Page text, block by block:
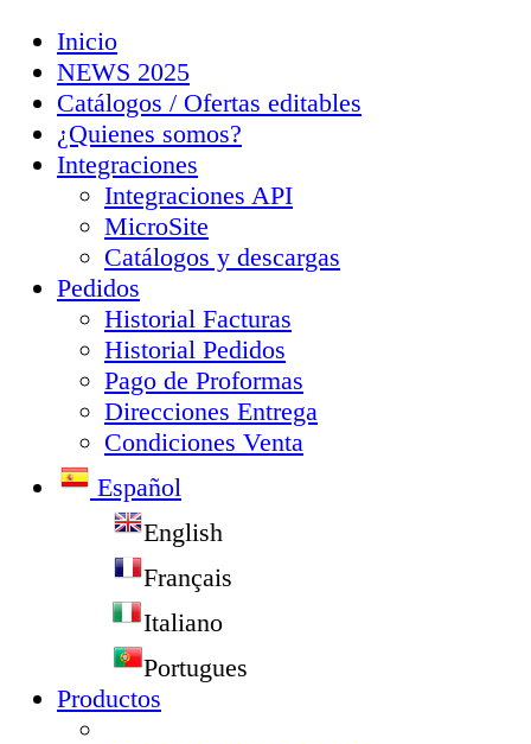
Inicio
NEWS 2025
Catálogos / Ofertas editables
¿Quienes somos?
Integraciones
Integraciones API
MicroSite
Catálogos y descargas
Pedidos
Historial Facturas
Historial Pedidos
Pago de Proformas
Direcciones Entrega
Condiciones Venta
Español
English
Français
Italiano
Portugues
Productos